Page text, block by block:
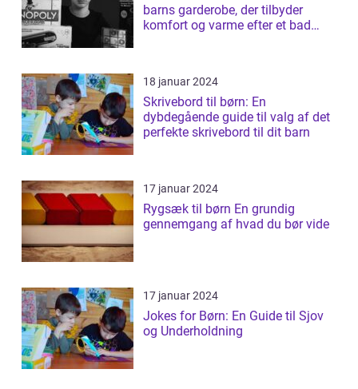
barns garderobe, der tilbyder
komfort og varme efter et bad
18 januar 2024
Skrivebord til børn: En
dybdegående guide til valg af det
perfekte skrivebord til dit barn
17 januar 2024
Rygsæk til børn En grundig
gennemgang af hvad du bør vide
17 januar 2024
Jokes for Børn: En Guide til Sjov
og Underholdning